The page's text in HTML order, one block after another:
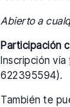
Abierto a
Participación
Inscripción vía
622395594).
También te